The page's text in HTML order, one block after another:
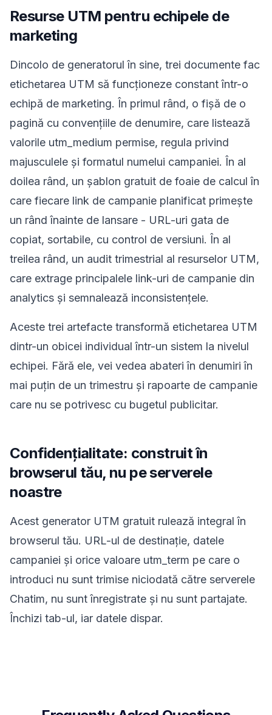
Resurse UTM pentru echipele de
marketing
Dincolo de generatorul în sine, trei documente fac
etichetarea UTM să funcționeze constant într-o
echipă de marketing. În primul rând, o fișă de o
pagină cu convențiile de denumire, care listează
valorile utm_medium permise, regula privind
majusculele și formatul numelui campaniei. În al
doilea rând, un șablon gratuit de foaie de calcul în
care fiecare link de campanie planificat primește
un rând înainte de lansare - URL-uri gata de
copiat, sortabile, cu control de versiuni. În al
treilea rând, un audit trimestrial al resurselor UTM,
care extrage principalele link-uri de campanie din
analytics și semnalează inconsistențele.
Aceste trei artefacte transformă etichetarea UTM
dintr-un obicei individual într-un sistem la nivelul
echipei. Fără ele, vei vedea abateri în denumiri în
mai puțin de un trimestru și rapoarte de campanie
care nu se potrivesc cu bugetul publicitar.
Confidențialitate: construit în
browserul tău, nu pe serverele
noastre
Acest generator UTM gratuit rulează integral în
browserul tău. URL-ul de destinație, datele
campaniei și orice valoare utm_term pe care o
introduci nu sunt trimise niciodată către serverele
Chatim, nu sunt înregistrate și nu sunt partajate.
Închizi tab-ul, iar datele dispar.